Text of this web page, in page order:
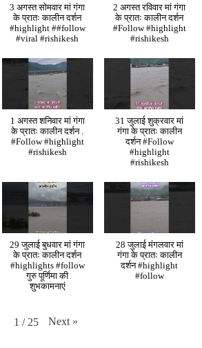
3 अगस्त सोमवार मां गंगा
के प्रातः कालीन दर्शन
#highlight ##follow
#viral #rishikesh
2 अगस्त रविवार मां गंगा
के प्रातः कालीन दर्शन
#Follow #highlight
#rishikesh
1 अगस्त शनिवार मां गंगा
के प्रातः कालीन दर्शन .
#Follow #highlight
#rishikesh
31 जुलाई शुक्रवार मां
गंगा के प्रातः कालीन
दर्शन #Follow
#highlight
#rishikesh
29 जुलाई बुधवार मां गंगा
के प्रातः कालीन दर्शन
#highlights #follow
गुरु पूर्णिमा की
शुभकामनाएं
28 जुलाई मंगलवार मां
गंगा के प्रातः कालीन
दर्शन #highlight
#follow
1 / 25 Next »